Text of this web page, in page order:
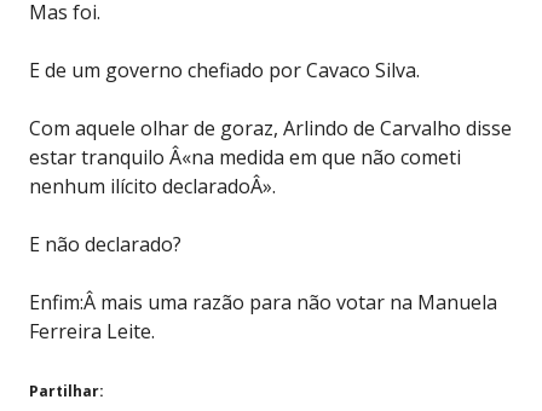
Mas foi.
E de um governo chefiado por Cavaco Silva.
Com aquele olhar de goraz, Arlindo de Carvalho disse
estar tranquilo Â«na medida em que não cometi
nenhum ilícito declaradoÂ».
E não declarado?
Enfim:Â mais uma razão para não votar na Manuela
Ferreira Leite.
Partilhar: